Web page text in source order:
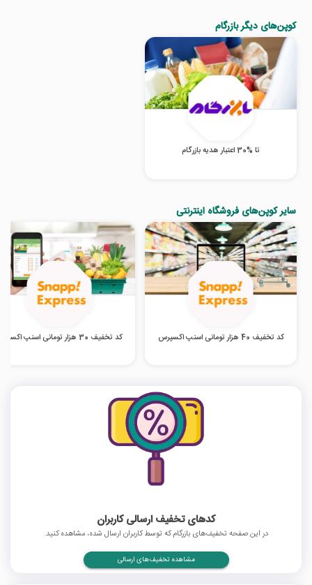
کوپن‌های دیگر بازرگام
تا %30 اعتبار هدیه بازرگام
سایر کوپن‌های فروشگاه اینترنتی
کد تخفیف 40 هزار تومانی اسنپ اکسپرس کد تخفیف 30 هزار تومانی اسنپ اکسپرس
کدهای تخفیف ارسالی کاربران
در این صفحه تخفیف‌های بازرگام که توسط کاربران ارسال شده، مشاهده کنید.
مشاهده تخفیف‌های ارسالی